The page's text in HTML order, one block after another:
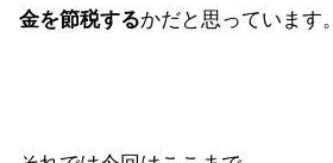
金を節税するかだと思っています。